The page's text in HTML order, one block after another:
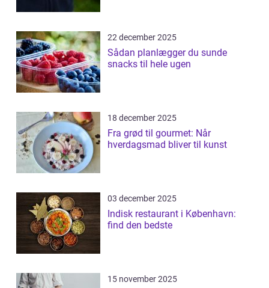
22 december 2025
Sådan planlægger du sunde
snacks til hele ugen
18 december 2025
Fra grød til gourmet: Når
hverdagsmad bliver til kunst
03 december 2025
Indisk restaurant i København:
find den bedste
15 november 2025